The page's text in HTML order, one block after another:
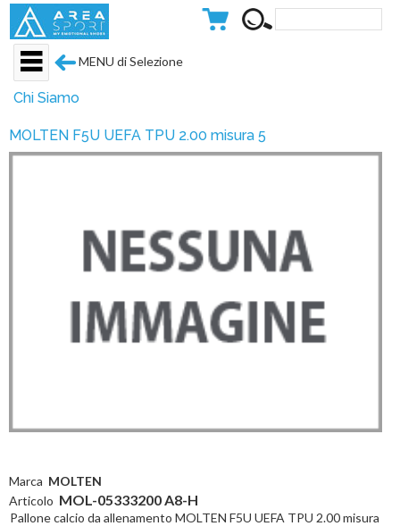
MENU di Selezione
Chi Siamo
MOLTEN F5U UEFA TPU 2.00 misura 5
Marca MOLTEN
Articolo MOL-05333200 A8-H
Pallone calcio da allenamento MOLTEN F5U UEFA TPU 2.00 misura